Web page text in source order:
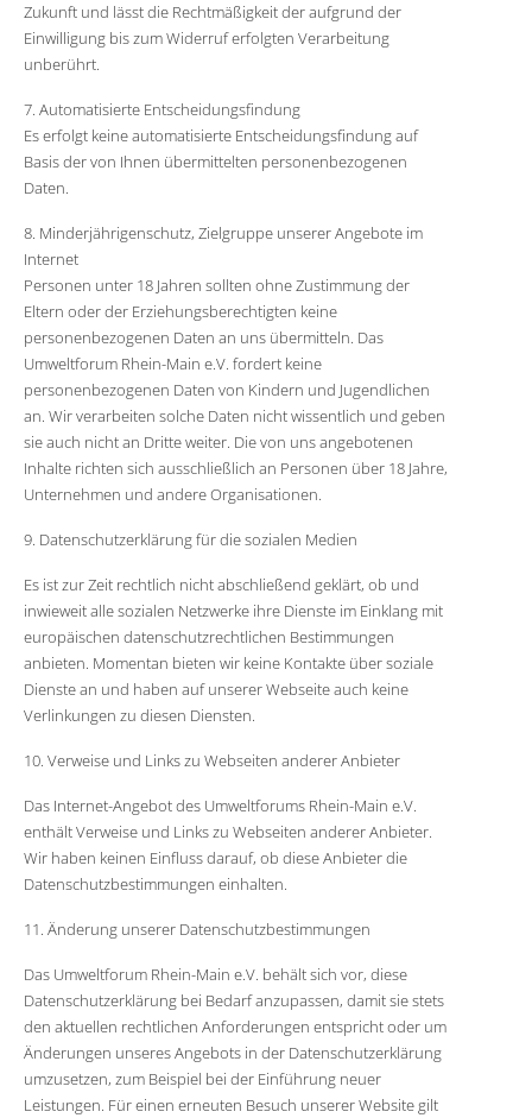
Zukunft und lässt die Rechtmäßigkeit der aufgrund der
Einwilligung bis zum Widerruf erfolgten Verarbeitung
unberührt.
7. Automatisierte Entscheidungsfindung
Es erfolgt keine automatisierte Entscheidungsfindung auf
Basis der von Ihnen übermittelten personenbezogenen
Daten.
8. Minderjährigenschutz, Zielgruppe unserer Angebote im
Internet
Personen unter 18 Jahren sollten ohne Zustimmung der
Eltern oder der Erziehungsberechtigten keine
personenbezogenen Daten an uns übermitteln. Das
Umweltforum Rhein-Main e.V. fordert keine
personenbezogenen Daten von Kindern und Jugendlichen
an. Wir verarbeiten solche Daten nicht wissentlich und geben
sie auch nicht an Dritte weiter. Die von uns angebotenen
Inhalte richten sich ausschließlich an Personen über 18 Jahre,
Unternehmen und andere Organisationen.
9. Datenschutzerklärung für die sozialen Medien
Es ist zur Zeit rechtlich nicht abschließend geklärt, ob und
inwieweit alle sozialen Netzwerke ihre Dienste im Einklang mit
europäischen datenschutzrechtlichen Bestimmungen
anbieten. Momentan bieten wir keine Kontakte über soziale
Dienste an und haben auf unserer Webseite auch keine
Verlinkungen zu diesen Diensten.
10. Verweise und Links zu Webseiten anderer Anbieter
Das Internet-Angebot des Umweltforums Rhein-Main e.V.
enthält Verweise und Links zu Webseiten anderer Anbieter.
Wir haben keinen Einfluss darauf, ob diese Anbieter die
Datenschutzbestimmungen einhalten.
11. Änderung unserer Datenschutzbestimmungen
Das Umweltforum Rhein-Main e.V. behält sich vor, diese
Datenschutzerklärung bei Bedarf anzupassen, damit sie stets
den aktuellen rechtlichen Anforderungen entspricht oder um
Änderungen unseres Angebots in der Datenschutzerklärung
umzusetzen, zum Beispiel bei der Einführung neuer
Leistungen. Für einen erneuten Besuch unserer Website gilt